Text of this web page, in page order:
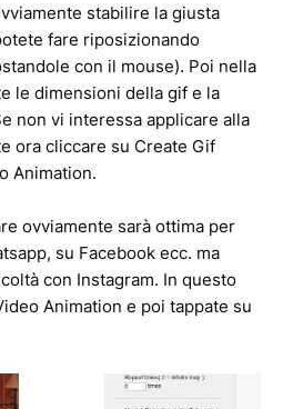
stabilire la giusta
fare riposizionando
con il mouse). Poi nella
le dimensioni della gif e la
non vi interessa applicare alla
ora cliccare su Create Gif
Animation.
ovviamente sarà ottima per
su Facebook ecc. ma
con Instagram. In questo
Animation e poi tappate su